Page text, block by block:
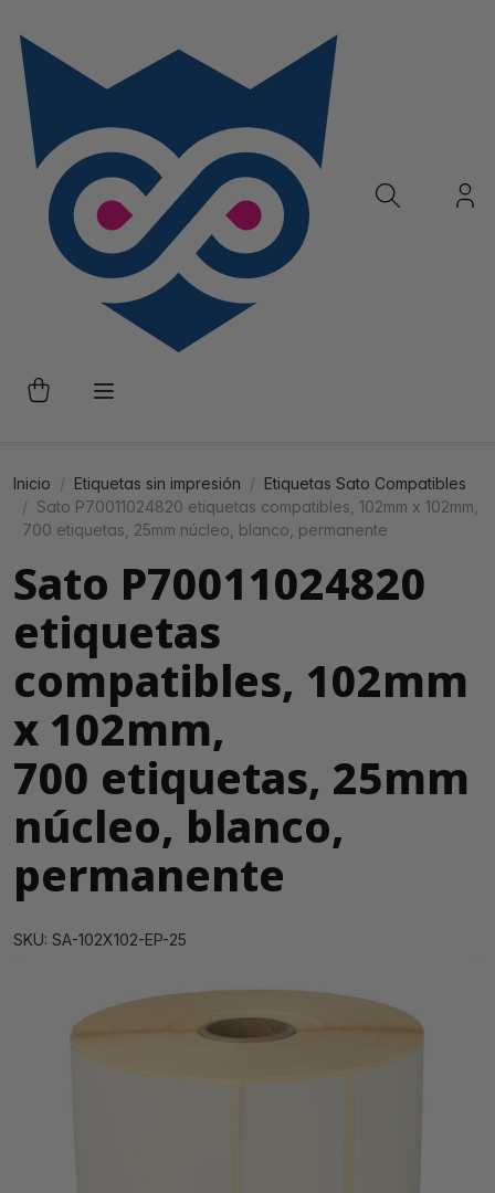
Inicio Etiquetas sin impresión
Etiquetas Sato Compatibles
Sato P70011024820 etiquetas compatibles, 102mm x 102mm,
700 etiquetas, 25mm núcleo, blanco, permanente
Sato P70011024820
etiquetas
compatibles, 102mm
x 102mm,
700 etiquetas, 25mm
núcleo, blanco,
permanente
SKU: SA-102X102-EP-25